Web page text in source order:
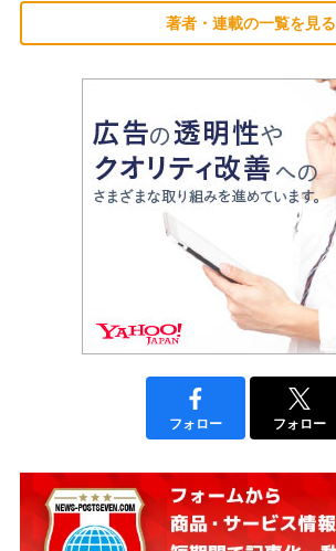
著者・連載の一覧を見る
フォロー フォロー